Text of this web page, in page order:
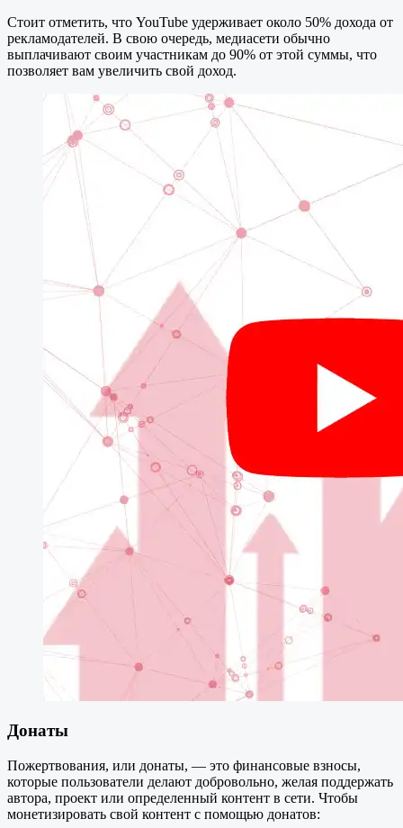
Стоит отметить, что YouTube удерживает около 50% дохода от
рекламодателей. В свою очередь, медиасети обычно
выплачивают своим участникам до 90% от этой суммы, что
позволяет вам увеличить свой доход.
Донаты
Пожертвования, или донаты, — это финансовые взносы,
которые пользователи делают добровольно, желая поддержать
автора, проект или определенный контент в сети. Чтобы
монетизировать свой контент с помощью донатов: